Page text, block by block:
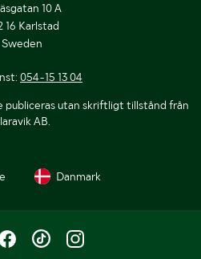
10 A
16 Karlstad
Sweden
054-15 13 04
publiceras utan skriftligt tillstånd från
AB.
Danmark